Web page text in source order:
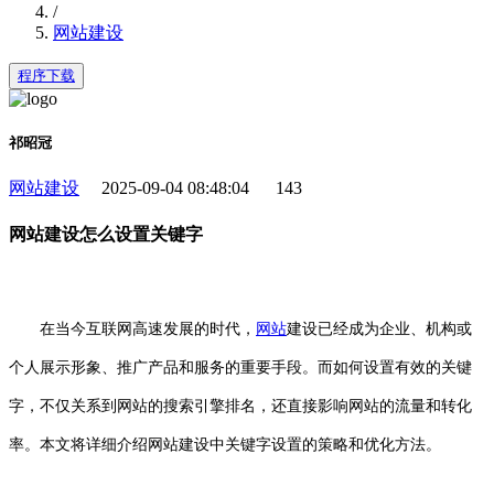
/
网站建设
程序下载
祁昭冠
网站建设 2025-09-04 08:48:04 143
网站建设怎么设置关键字
在当今互联网高速发展的时代， 网站建设已经成为企业、机构或
个人展示形象、推广产品和服务的重要手段。而如何设置有效的关键
字，不仅关系到网站的搜索引擎排名，还直接影响网站的流量和转化
率。本文将详细介绍网站建设中关键字设置的策略和优化方法。